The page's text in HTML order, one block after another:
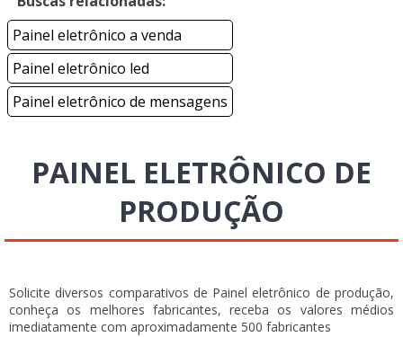
Painel eletrônico a venda
Painel eletrônico led
Painel eletrônico de mensagens
PAINEL ELETRÔNICO DE
PRODUÇÃO
Solicite diversos comparativos de Painel eletrônico de produção,
conheça os melhores fabricantes, receba os valores médios
imediatamente com aproximadamente 500 fabricantes